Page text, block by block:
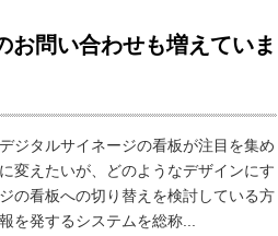
お問い合わせも増えていま
ジタルサイネージの看板が注目を集め
変えたいが、どのようなデザインにす
の看板への切り替えを検討している方
を発するシステムを総称...